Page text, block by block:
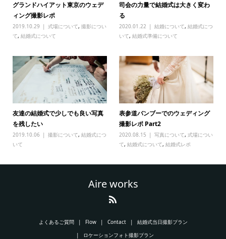
グランドハイアット東京のウェデ
ィング撮影レポ
2019.10.29 式場について, 撮影につい
て, 結婚式について
司会の力量で結婚式は大きく変わ
る
2020.01.22 結婚について,結婚式につ
いて,結婚式準備について
友達の結婚式で少しでも良い写真
を残したい
2019.10.06 撮影について, 結婚式につ
いて
表参道バンブーでのウェディング
撮影レポ Part2
2020.08.15 写真について,式場につい
て,結婚式について,結婚式レポ
Aire works
よくあるご質問 Flow Contact
結婚式当日撮影プラン
ロケーションフォト撮影プラン